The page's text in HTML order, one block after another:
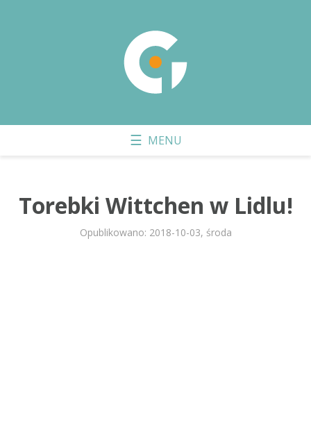
Torebki Wittchen w Lidlu!
Opublikowano: 2018-10-03, środa